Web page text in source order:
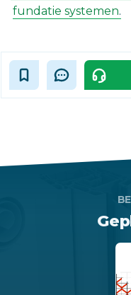
fundatie systemen.‎